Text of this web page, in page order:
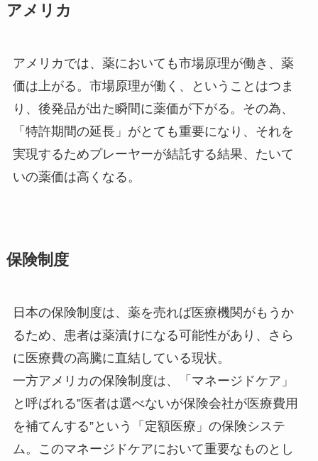
アメリカ
アメリカでは、薬においても市場原理が働き、薬
価は上がる。市場原理が働く、ということはつま
り、後発品が出た瞬間に薬価が下がる。その為、
「特許期間の延長」がとても重要になり、それを
実現するためプレーヤーが結託する結果、たいて
いの薬価は高くなる。
保険制度
日本の保険制度は、薬を売れば医療機関がもうか
るため、患者は薬漬けになる可能性があり、さら
に医療費の高騰に直結している現状。
一方アメリカの保険制度は、「マネージドケア」
と呼ばれる”医者は選べないが保険会社が医療費用
を補てんする”という「定額医療」の保険システ
ム。このマネージドケアにおいて重要なものとし